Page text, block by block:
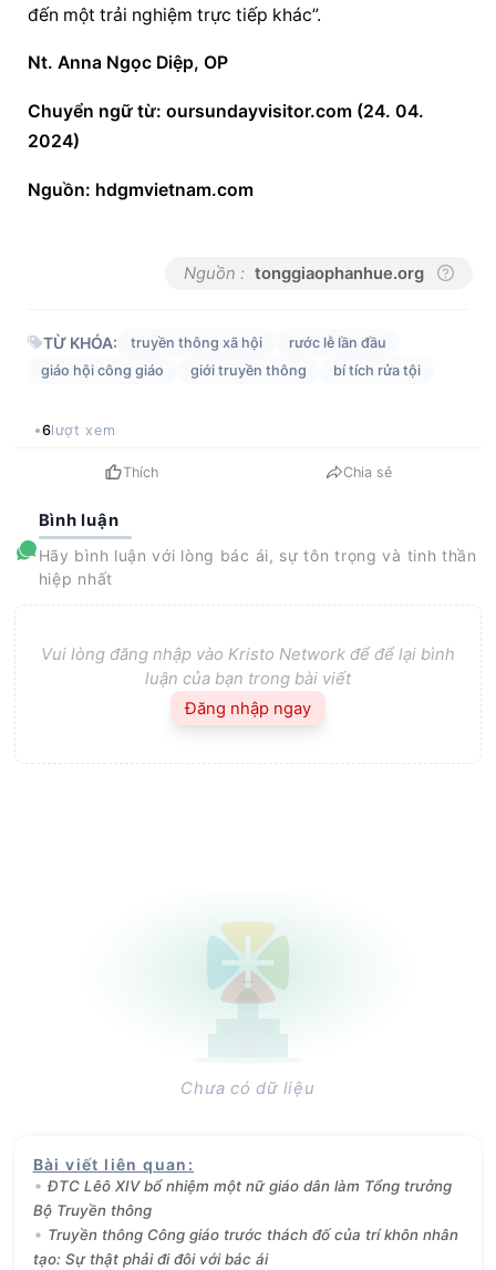
đến một trải nghiệm trực tiếp khác”.
Nt. Anna Ngọc Diệp, OP
Chuyển ngữ từ: oursundayvisitor.com (24. 04.
2024)
Nguồn: hdgmvietnam.com
Nguồn : tonggiaophanhue.org
TỪ KHÓA: truyền thông xã hội
rước lễ lần đầu
giáo hội công giáo
giới truyền thông bí tích rửa tội
6lượt xem
Thích Chia sẻ
Bình luận
Hãy bình luận với lòng bác ái, sự tôn trọng và tinh thần
hiệp nhất
Vui lòng đăng nhập vào Kristo Network để để lại bình
luận của bạn trong bài viết
Đăng nhập ngay
Chưa có dữ liệu
Bài viết liên quan :
ĐTC Lêô XIV bổ nhiệm một nữ giáo dân làm Tổng trưởng
Bộ Truyền thông
Truyền thông Công giáo trước thách đố của trí khôn nhân
tạo: Sự thật phải đi đôi với bác ái